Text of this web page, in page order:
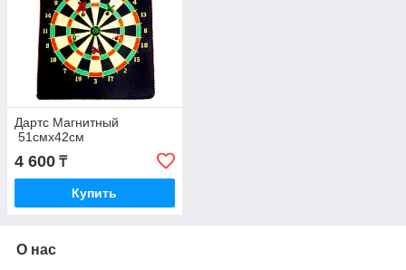
Дартс Магнитный
51смх42см
4 600 ₸
Купить
О нас